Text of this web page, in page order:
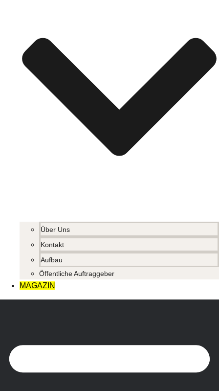
Über Uns
Kontakt
Aufbau
Öffentliche Auftraggeber
MAGAZIN